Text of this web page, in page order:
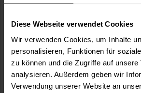
Diese Webseite verwendet Cookies
Wir verwenden Cookies, um Inhalte
personalisieren, Funktionen für
zu können und die Zugriffe auf unsere
analysieren. Außerdem geben wir
Verwendung unserer Website an
Wie viele m² wollen Sie bearbeiten?
m²
In den